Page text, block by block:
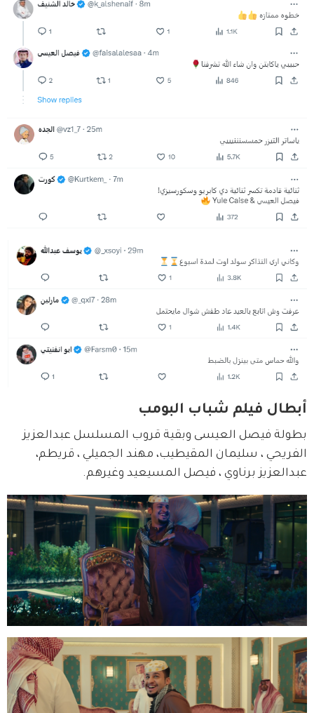
أبطال فيلم شباب البومب
بطولة فيصل العيسى‬⁩ وبقية قروب المسلسل ⁧‫عبدالعزيز
الفريحي‬⁩ ، سليمان المقيطيب‬⁩، مهند الجميلي‬⁩ ⁧، قريطم‬⁩،
عبدالعزيز برناوي‬⁩ ⁧‫، فيصل المسيعيد‬⁩ وغيرهم.